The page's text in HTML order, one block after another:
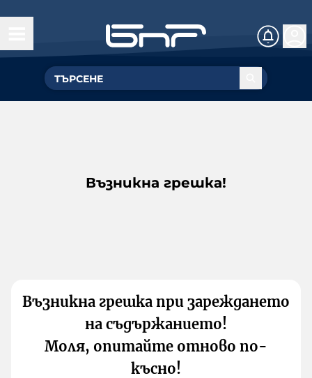
Възникна грешка!
Възникна грешка при зареждането
на съдържанието!
Моля, опитайте отново по-
късно!